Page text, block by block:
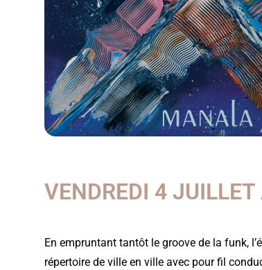
VENDREDI 4
En empruntant tantôt le groove de la funk,
répertoire de ville en ville avec pour fil